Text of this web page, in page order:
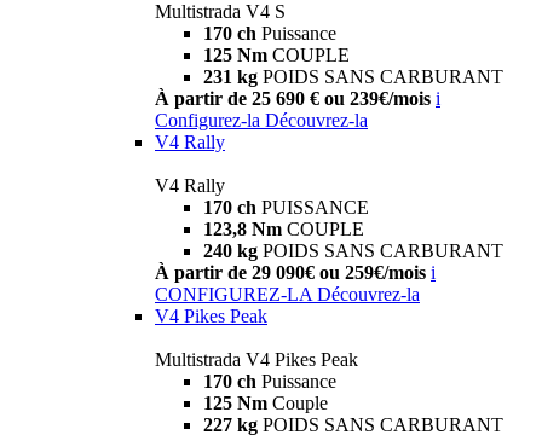
Multistrada V4 S
170 ch Puissance
125 Nm COUPLE
231 kg POIDS SANS CARBURANT
À partir de 25 690 € ou 239€/mois i
Configurez-la Découvrez-la
V4 Rally
V4 Rally
170 ch PUISSANCE
123,8 Nm COUPLE
240 kg POIDS SANS CARBURANT
À partir de 29 090€ ou 259€/mois i
CONFIGUREZ-LA Découvrez-la
V4 Pikes Peak
Multistrada V4 Pikes Peak
170 ch Puissance
125 Nm Couple
227 kg POIDS SANS CARBURANT